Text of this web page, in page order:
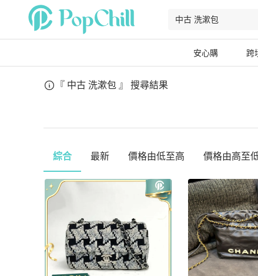
安心購 跨
『 中古 洗漱包 』 搜尋結果
綜合 最新 價格由低至高 價格由高至